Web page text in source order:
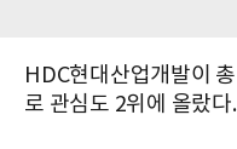
HDC현대산업개발이
로 관심도 2위에 올랐다.